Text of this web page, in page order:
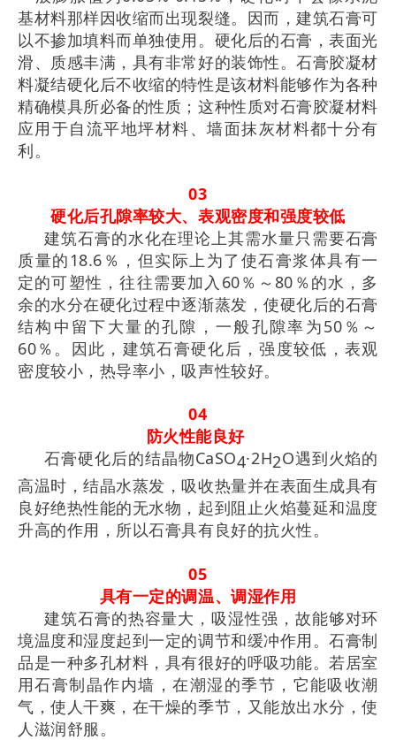
基材料那样因收缩而出现裂缝。因而，建筑石膏可
以不掺加填料而单独使用。硬化后的石膏，表面光
滑、质感丰满，具有非常好的装饰性。石膏胶凝材
料凝结硬化后不收缩的特性是该材料能够作为各种
精确模具所必备的性质；这种性质对石膏胶凝材料
应用于自流平地坪材料、墙面抹灰材料都十分有
利。
03
硬化后孔隙率较大、表观密度和强度较低
建筑石膏的水化在理论上其需水量只需要石膏
质量的18.6％，但实际上为了使石膏浆体具有一
定的可塑性，往往需要加入60％～80％的水，多
余的水分在硬化过程中逐渐蒸发，使硬化后的石膏
结构中留下大量的孔隙，一般孔隙率为50％～
60％。因此，建筑石膏硬化后，强度较低，表观
密度较小，热导率小，吸声性较好。
04
防火性能良好
石膏硬化后的结晶物CaSO4·2H2O遇到火焰的
高温时，结晶水蒸发，吸收热量并在表面生成具有
良好绝热性能的无水物，起到阻止火焰蔓延和温度
升高的作用，所以石膏具有良好的抗火性。
05
具有一定的调温、调湿作用
建筑石膏的热容量大，吸湿性强，故能够对环
境温度和湿度起到一定的调节和缓冲作用。石膏制
品是一种多孔材料，具有很好的呼吸功能。若居室
用石膏制晶作内墙，在潮湿的季节，它能吸收潮
气，使人干爽，在干燥的季节，又能放出水分，使
人滋润舒服。